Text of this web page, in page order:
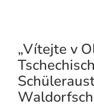
„Vítejte v